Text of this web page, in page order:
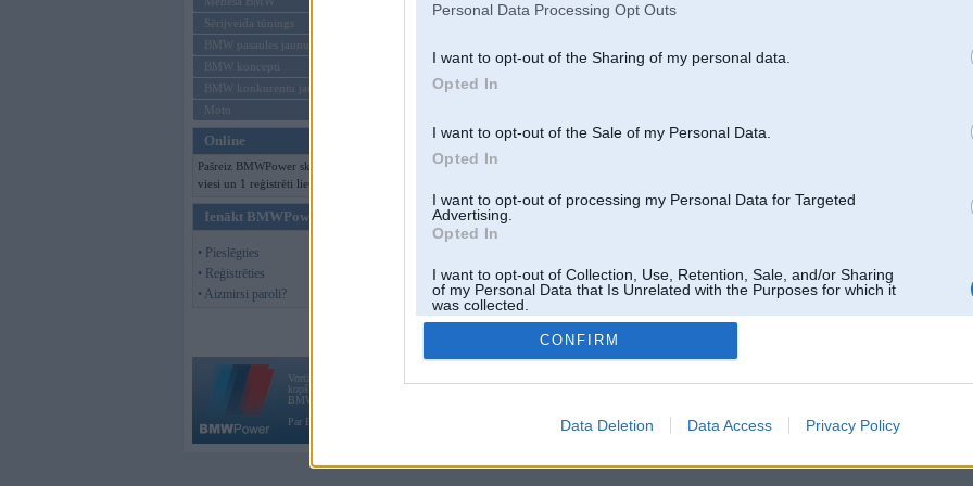
Personal Data Processing Opt Outs
I want to opt-out of the Sharing of my personal data.
Opted In
I want to opt-out of the Sale of my Personal Data.
Opted In
I want to opt-out of processing my Personal Data for Targeted
Advertising.
Opted In
I want to opt-out of Collection, Use, Retention, Sale, and/or Sharing
of my Personal Data that Is Unrelated with the Purposes for which it
was collected.
Opted Out
CONFIRM
Data Deletion Data Access Privacy Policy
Sērijveida tūnings
BMW pasaules jaunumi
BMW koncepti
BMW konkurentu jaunumi
Moto
Online
Pašreiz BMWPower skatās 112
viesi un 1 reģistrēti lietotāji.
Ienākt BMWPower
• Pieslēgties
• Reģistrēties
• Aizmirsi paroli?
Vortāls BMWPower.lv darbojas
kopš 2002. gada 14. maija. Tas nav auto klubs un nav saistīts ar
BMW AG.
Par BMWPower